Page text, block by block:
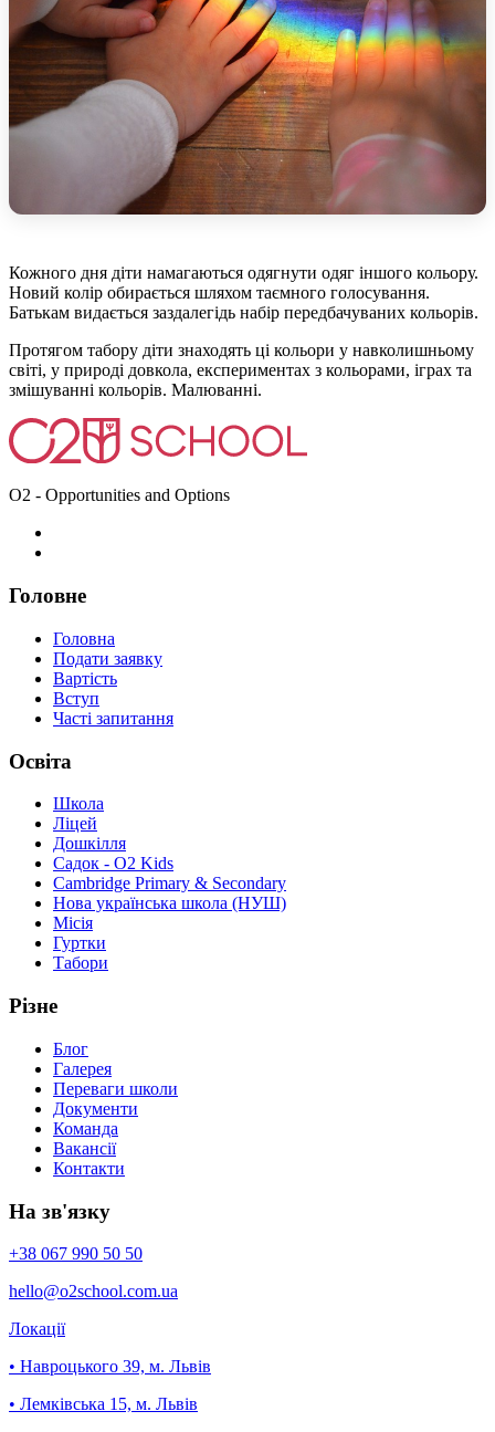
Кожного дня діти намагаються одягнути одяг іншого кольору.
Новий колір обирається шляхом таємного голосування.
Батькам видається заздалегідь набір передбачуваних кольорів.
Протягом табору діти знаходять ці кольори у навколишньому
світі, у природі довкола, експериментах з кольорами, іграх та
змішуванні кольорів. Малюванні.
O2 - Opportunities and Options
Головне
Головна
Подати заявку
Вартість
Вступ
Часті запитання
Освіта
Школа
Ліцей
Дошкілля
Садок - O2 Kids
Cambridge Primary & Secondary
Нова українська школа (НУШ)
Місія
Гуртки
Табори
Різне
Блог
Галерея
Переваги школи
Документи
Команда
Вакансії
Контакти
На зв'язку
+38 067 990 50 50
hello@o2school.com.ua
Локації
• Навроцького 39, м. Львів
• Лемківська 15, м. Львів